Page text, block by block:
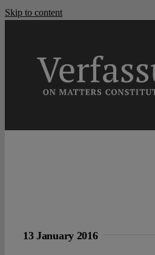
Skip to content
13 January 2016